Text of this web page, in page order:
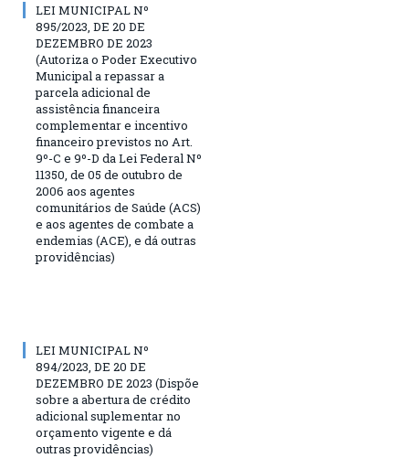
LEI MUNICIPAL Nº
895/2023, DE 20 DE
DEZEMBRO DE 2023
(Autoriza o Poder Executivo
Municipal a repassar a
parcela adicional de
assistência financeira
complementar e incentivo
financeiro previstos no Art.
9º-C e 9º-D da Lei Federal Nº
11350, de 05 de outubro de
2006 aos agentes
comunitários de Saúde (ACS)
e aos agentes de combate a
endemias (ACE), e dá outras
providências)
LEI MUNICIPAL Nº
894/2023, DE 20 DE
DEZEMBRO DE 2023 (Dispõe
sobre a abertura de crédito
adicional suplementar no
orçamento vigente e dá
outras providências)